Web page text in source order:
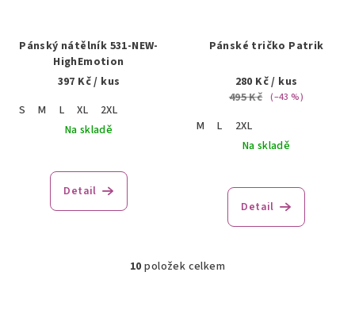
Pánský nátělník 531-NEW-
HighEmotion
397 Kč/ kus
S
M L XL
2XL
Na skladě
Detail
Pánské tričko Patrik
280 Kč/ kus
495 Kč (–43 %)
M L
2XL
Na skladě
Detail
O
10 položek celkem